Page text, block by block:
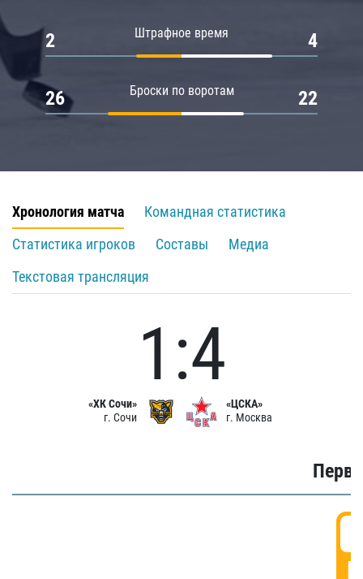
Штрафное время
2 4
Броски по воротам
26 22
Хронология матча
Командная статистика
Статистика игроков
Составы
Медиа
Текстовая трансляция
«ХК Сочи»
г. Сочи
1:4
«ЦСКА»
г. Москва